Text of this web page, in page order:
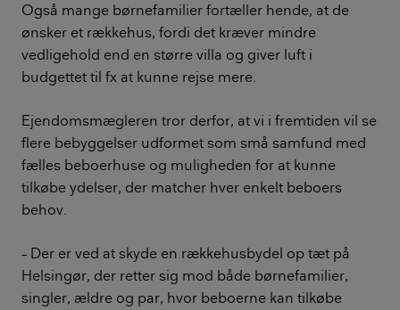
Også mange børnefamilier fortæller hende, at de
ønsker et rækkehus, fordi det kræver mindre
vedligehold end en større villa og giver luft i
budgettet til fx at kunne rejse mere.
Ejendomsmægleren tror derfor, at vi i fremtiden vil se
flere bebyggelser udformet som små samfund med
fælles beboerhuse og muligheden for at kunne
tilkøbe ydelser, der matcher hver enkelt beboers
behov.
– Der er ved at skyde en rækkehusbydel op tæt på
Helsingør, der retter sig mod både børnefamilier,
singler, ældre og par, hvor beboerne kan tilkøbe